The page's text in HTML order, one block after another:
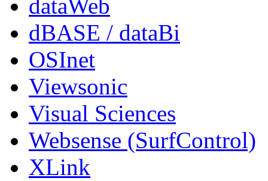
dataWeb
dBASE / dataBi
OSInet
Viewsonic
Visual Sciences
Websense (SurfControl)
XLink